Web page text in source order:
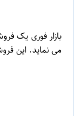
1
بازار فوری یک
می نماید. این فروشگاه بانام